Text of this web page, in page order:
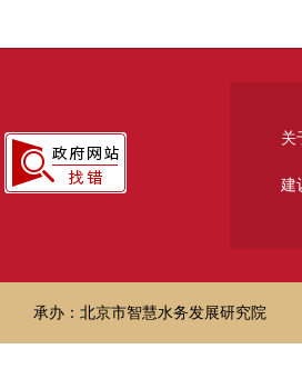
关
建
承办：北京市智慧水务发展研究院